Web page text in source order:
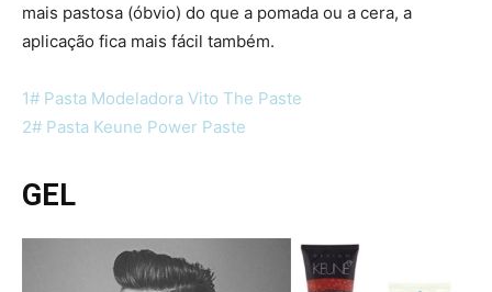
mais pastosa (óbvio) do que a pomada ou a cera, a
aplicação fica mais fácil também.
1# Pasta Modeladora Vito The Paste
2# Pasta Keune Power Paste
GEL